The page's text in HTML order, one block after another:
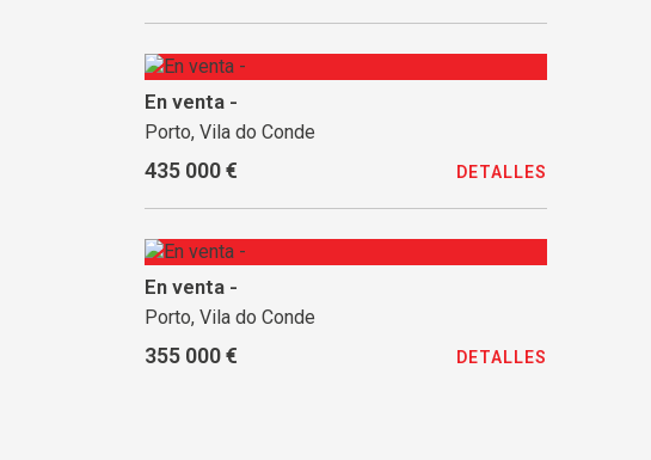
En venta -
Porto, Vila do Conde
435 000 € DETALLES
En venta -
Porto, Vila do Conde
355 000 € DETALLES